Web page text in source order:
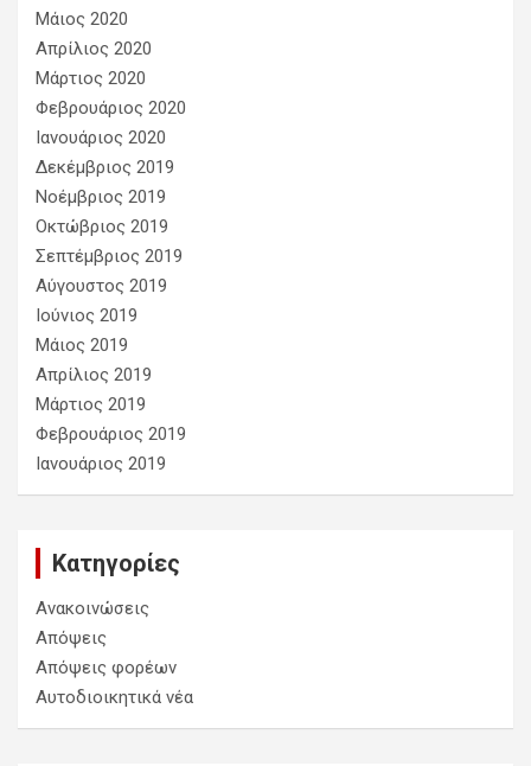
Μάιος 2020
Απρίλιος 2020
Μάρτιος 2020
Φεβρουάριος 2020
Ιανουάριος 2020
Δεκέμβριος 2019
Νοέμβριος 2019
Οκτώβριος 2019
Σεπτέμβριος 2019
Αύγουστος 2019
Ιούνιος 2019
Μάιος 2019
Απρίλιος 2019
Μάρτιος 2019
Φεβρουάριος 2019
Ιανουάριος 2019
Kατηγορίες
Ανακοινώσεις
Απόψεις
Απόψεις φορέων
Αυτοδιοικητικά νέα